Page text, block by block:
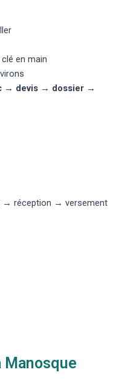
en main
→ devis → dossier →
réception → versement